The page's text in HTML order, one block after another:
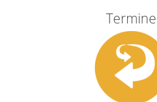
Termine